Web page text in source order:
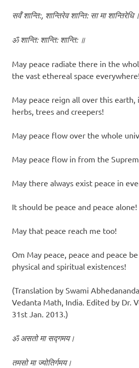
सर्वँ शान्ति:, शान्तिरेव शान्ति: सा मा शान्तिरेधि
ॐ शान्ति: शान्ति: शान्ति: ॥
May peace radiate there in the
the vast ethereal space everywhere!
May peace reign all over this earth,
herbs, trees and creepers!
May peace flow over the whole
May peace flow in from the
May there always exist peace in
It should be peace and peace alone!
May that peace reach me too!
Om May peace, peace and peace
physical and spiritual existences!
(Translation by Swami
Vedanta Math, India. Edited by Dr.
31st Jan. 2013.)
ॐ असतो मा सद्गमय।
तमसो मा ज्योतिर्गमय।